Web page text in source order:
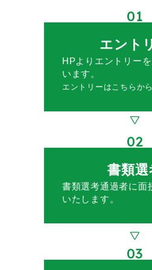
01
エント
HPよりエントリー
います。
エントリーはこちらか
02
書類選
書類選考通過者に面
いたします。
03